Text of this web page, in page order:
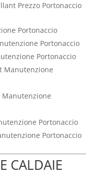
Prezzo Portonaccio
Portonaccio
Portonaccio
Portonaccio
Manutenzione
Manutenzione
Portonaccio
Portonaccio
CALDAIE